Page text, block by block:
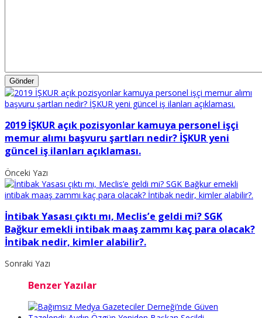
2019 İŞKUR açık pozisyonlar kamuya personel işçi
memur alımı başvuru şartları nedir? İŞKUR yeni
güncel iş ilanları açıklaması.
Önceki Yazı
İntibak Yasası çıktı mı, Meclis’e geldi mi? SGK
Bağkur emekli intibak maaş zammı kaç para olacak?
İntibak nedir, kimler alabilir?.
Sonraki Yazı
Benzer Yazılar